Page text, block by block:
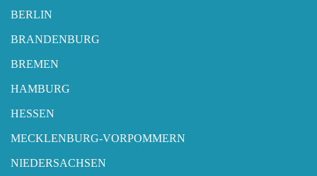
BERLIN
BRANDENBURG
BREMEN
HAMBURG
HESSEN
MECKLENBURG-VORPOMMERN
NIEDERSACHSEN